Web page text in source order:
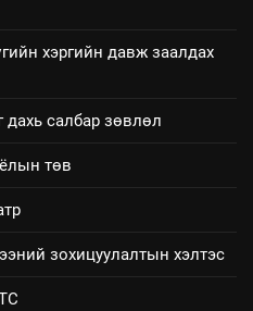
төлөвлөгөө
тайланд хийсэн
БАЙДАЛ
мөрдөж
хэргийн давж заалдах
салбар зөвлөл
төв
зохицуулалтын хэлтэс